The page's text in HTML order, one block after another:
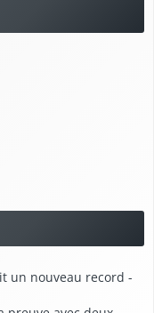
un nouveau record -